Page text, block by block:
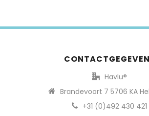
Havlu®
Brandevoort 7 5706 KA
+31 (0)492 430 421